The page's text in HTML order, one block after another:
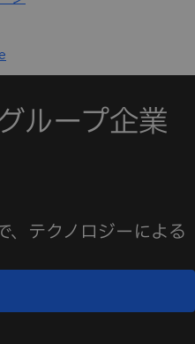
ループ企業
、テクノロジーによる